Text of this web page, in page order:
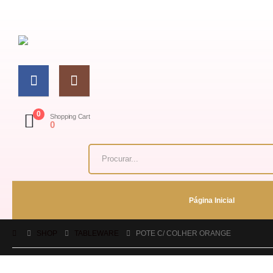
0 Shopping Cart
0
Página Inicial
POTE C/ COLHER ORANGE